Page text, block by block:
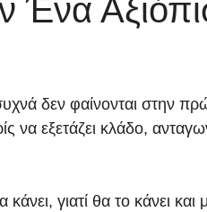
Ένα
δεν φαίνονται στην
να εξετάζει κλάδο,
γιατί θα το κάνει